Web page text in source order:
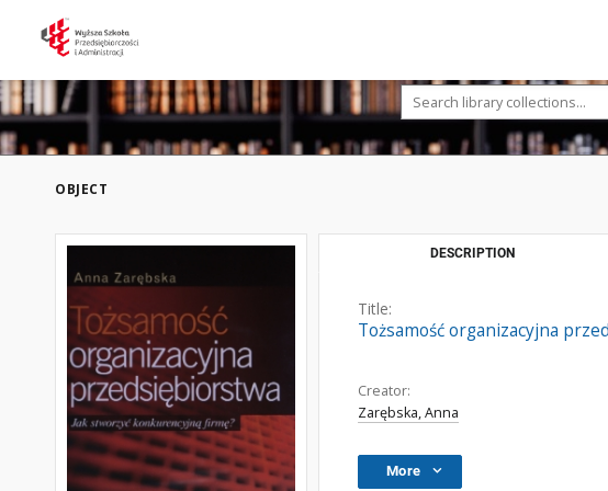
OBJECT
DESCRIPTION
Title:
Tożsamość organizacyjna
Creator:
Zarębska, Anna
More